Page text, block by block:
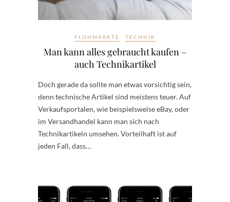
FLOHMÄRKTE TECHNIK
Man kann alles gebraucht kaufen –
auch Technikartikel
Doch gerade da sollte man etwas vorsichtig sein,
denn technische Artikel sind meistens teuer. Auf
Verkaufsportalen, wie beispielsweise eBay, oder
im Versandhandel kann man sich nach
Technikartikeln umsehen. Vorteilhaft ist auf
jeden Fall, dass…